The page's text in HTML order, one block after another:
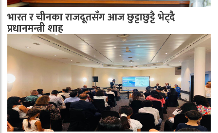
भारत र चीनका राजदूतसँग आज छुट्टाछुट्टै भेट्दै
प्रधानमन्त्री शाह